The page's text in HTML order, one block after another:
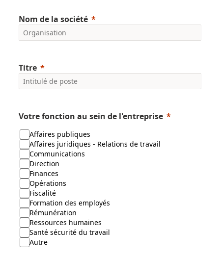
Nom de la société
Titre
Votre fonction au sein de l'entreprise
Affaires publiques
Affaires juridiques - Relations de travail
Communications
Direction
Finances
Opérations
Fiscalité
Formation des employés
Rémunération
Ressources humaines
Santé sécurité du travail
Autre